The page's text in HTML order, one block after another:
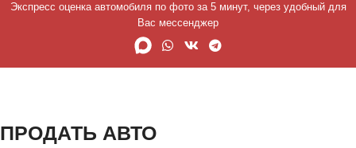
Экспресс оценка автомобиля по фото за 5 минут, через удобный для
Вас мессенджер
ПРОДАТЬ АВТО